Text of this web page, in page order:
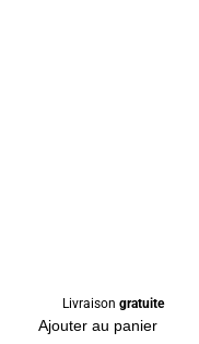
Livraison gratuite
Ajouter au panier